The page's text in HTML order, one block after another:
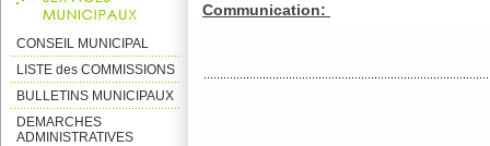
CONSEIL MUNICIPAL
LISTE des COMMISSIONS
BULLETINS MUNICIPAUX
DEMARCHES
ADMINISTRATIVES
Communication: